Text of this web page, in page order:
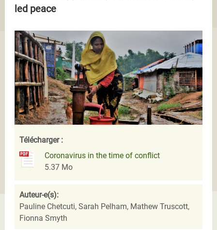
led peace
Télécharger :
Coronavirus in the time of conflict
5.37 Mo
Auteur-e(s):
Pauline Chetcuti, Sarah Pelham, Mathew Truscott,
Fionna Smyth